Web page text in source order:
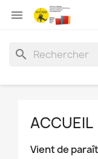

search
ACCUEIL
Vient de